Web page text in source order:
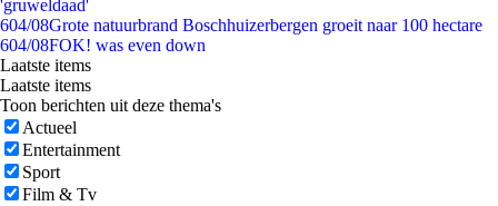
'gruweldaad'
604/08Grote natuurbrand Boschhuizerbergen groeit naar 100 hectare
604/08FOK! was even down
Laatste items
Laatste items
Toon berichten uit deze thema's
Actueel
Entertainment
Sport
Film & Tv